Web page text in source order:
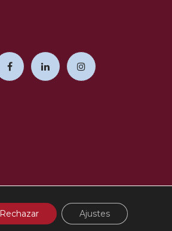
Rechazar Ajustes